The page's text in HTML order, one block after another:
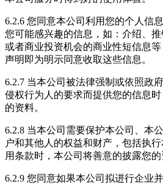
6.2.6 您同意本公司利用您的个人信
您可能感兴趣的信息，如：介绍、
或者商业投资机会的商业性短信息
声明即为明示同意收取这些信息。
6.2.7 当本公司被法律强制或依照政
侵权行为人的要求而提供您的信息
的资料。
6.2.8 当本公司需要保护本公司、本
户和其他人的权益和财产，包括执
用条款时，本公司将善意的披露您的
6.2.9 您同意如果本公司拟进行企业